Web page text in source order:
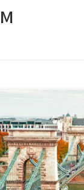
самых
привлекает
это обусловлено
которые
из них
вниманию